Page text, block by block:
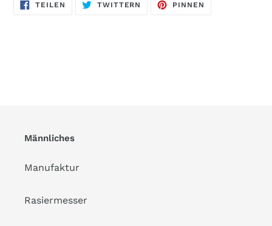
TEILEN
FACEBOOK
TWITTERN
TWITTER
PINNEN
Männliches
Manufaktur
Rasiermesser